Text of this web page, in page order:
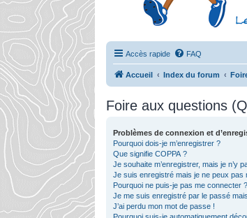
Accès rapide FAQ
Accueil Index du forum
Foire aux questions
Problèmes de connexion et
Pourquoi dois-je m’enregistrer ?
Que signifie COPPA ?
Je souhaite m’enregistrer, mais je n’y
Je suis enregistré mais je ne peux pas
Pourquoi ne puis-je pas me connecter ?
Je me suis enregistré par le passé
J’ai perdu mon mot de passe !